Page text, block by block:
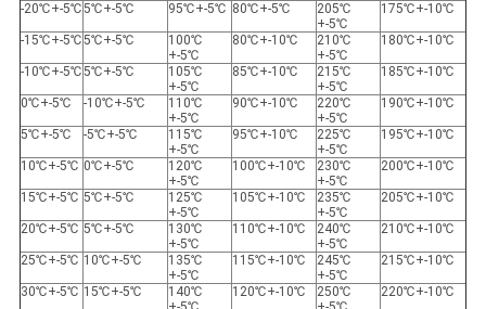
-20℃+-5℃5℃+-5℃ 95℃+-5℃ 80℃+-5℃
205℃
+-5℃
175℃+-10℃
-15℃+-5℃5℃+-5℃
100℃
+-5℃
80℃+-10℃
210℃
+-5℃
180℃+-10℃
-10℃+-5℃5℃+-5℃
105℃
+-5℃
85℃+-10℃
215℃
+-5℃
185℃+-10℃
0℃+-5℃ -10℃+-5℃
110℃
+-5℃
90℃+-10℃
220℃
+-5℃
190℃+-10℃
5℃+-5℃ -5℃+-5℃
115℃
+-5℃
95℃+-10℃
225℃
+-5℃
195℃+-10℃
10℃+-5℃ 0℃+-5℃
120℃
+-5℃
100℃+-10℃
230℃
+-5℃
200℃+-10℃
15℃+-5℃ 5℃+-5℃
125℃
+-5℃
105℃+-10℃
235℃
+-5℃
205℃+-10℃
20℃+-5℃ 5℃+-5℃
130℃
+-5℃
110℃+-10℃
240℃
+-5℃
210℃+-10℃
25℃+-5℃ 10℃+-5℃
135℃
+-5℃
115℃+-10℃
245℃
+-5℃
215℃+-10℃
30℃+-5℃ 15℃+-5℃
140℃
120℃+-10℃
250℃
220℃+-10℃